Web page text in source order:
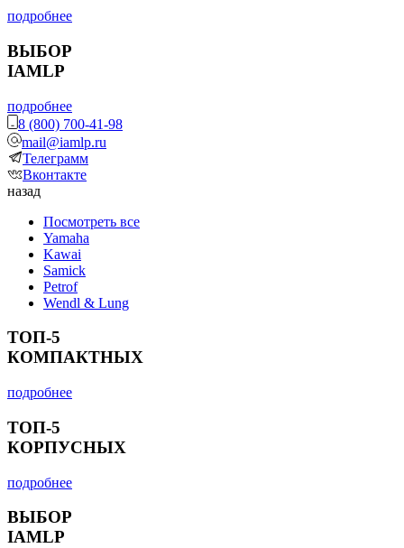
подробнее
ВЫБОР
IAMLP
подробнее
8 (800) 700-41-98
mail@iamlp.ru
Телеграмм
Вконтакте
назад
Посмотреть все
Yamaha
Kawai
Samick
Petrof
Wendl & Lung
ТОП-5
КОМПАКТНЫХ
подробнее
ТОП-5
КОРПУСНЫХ
подробнее
ВЫБОР
IAMLP